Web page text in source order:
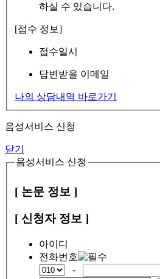
하실 수 있습니다.
[접수 정보]
접수일시
답변받을 이메일
나의 상담내역 바로가기
음성서비스 신청
닫기
음성서비스 신청
[ 논문 정보 ]
[ 신청자 정보 ]
아이디
전화번호
-